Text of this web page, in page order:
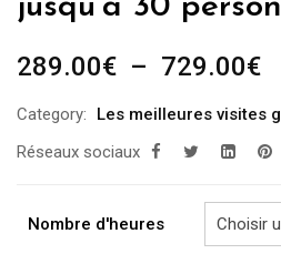
jusqu’à 30
289.00€ – 729.00€
Category:
Les meilleures visites
Réseaux sociaux
Nombre d'heures